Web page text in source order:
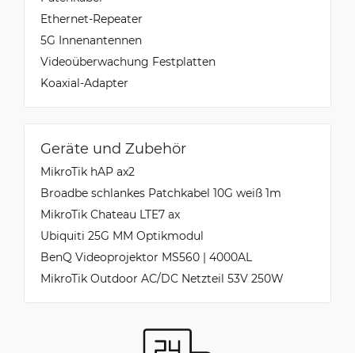
Ethernet-Repeater
5G Innenantennen
Videoüberwachung Festplatten
Koaxial-Adapter
Geräte und Zubehör
MikroTik hAP ax2
Broadbe schlankes Patchkabel 10G weiß 1m
MikroTik Chateau LTE7 ax
Ubiquiti 25G MM Optikmodul
BenQ Videoprojektor MS560 | 4000AL
MikroTik Outdoor AC/DC Netzteil 53V 250W